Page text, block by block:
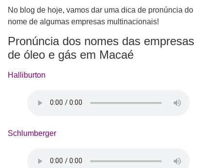
No blog de hoje, vamos dar uma dica de pronúncia do
nome de algumas empresas multinacionais!
Pronúncia dos nomes das empresas
de óleo e gás em Macaé
Halliburton
Schlumberger